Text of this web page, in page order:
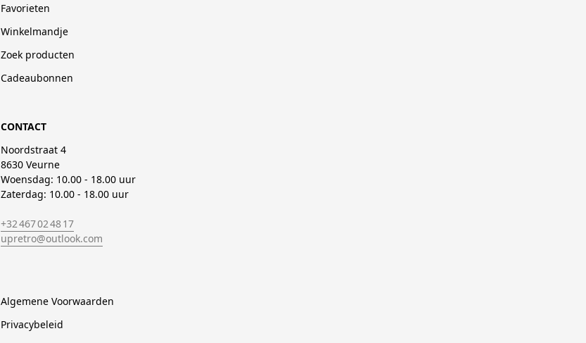
Favorieten
Winkelmandje
Zoek producten
Cadeaubonnen
CONTACT
Noordstraat 4
8630 Veurne
Woensdag: 10.00 - 18.00 uur
Zaterdag: 10.00 - 18.00 uur
+32 467 02 48 17
upretro@outlook.com
Algemene Voorwaarden
Privacybeleid